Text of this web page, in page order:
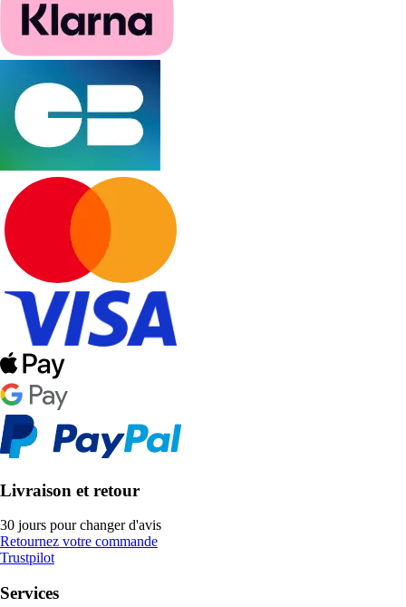
Livraison et retour
30 jours pour changer d'avis
Retournez votre commande
Trustpilot
Services